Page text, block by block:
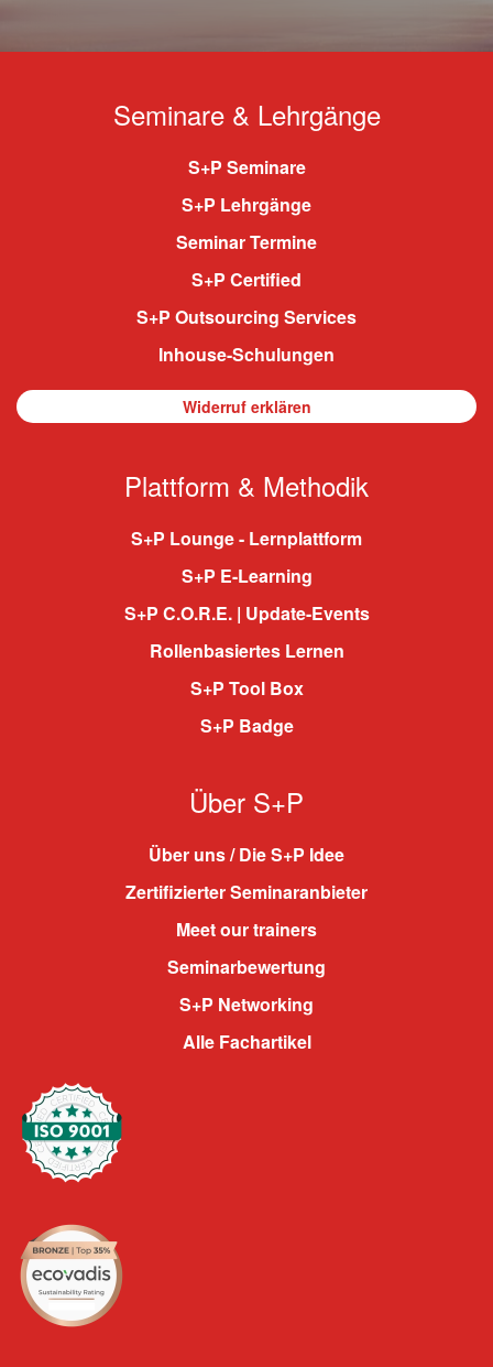
Seminare & Lehrgänge
S+P Seminare
S+P Lehrgänge
Seminar Termine
S+P Certified
S+P Outsourcing Services
Inhouse-Schulungen
Widerruf erklären
Plattform & Methodik
S+P Lounge - Lernplattform
S+P E-Learning
S+P C.O.R.E. | Update-Events
Rollenbasiertes Lernen
S+P Tool Box
S+P Badge
Über S+P
Über uns / Die S+P Idee
Zertifizierter Seminaranbieter
Meet our trainers
Seminarbewertung
S+P Networking
Alle Fachartikel